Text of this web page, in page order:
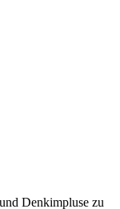
Denkimpluse zu